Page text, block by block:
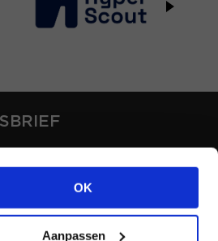
OK
Aanpassen
via de